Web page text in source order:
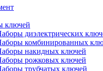
ключей
диэлектрических
комбинированных
накидных ключей
рожковых ключей
трубчатых ключей